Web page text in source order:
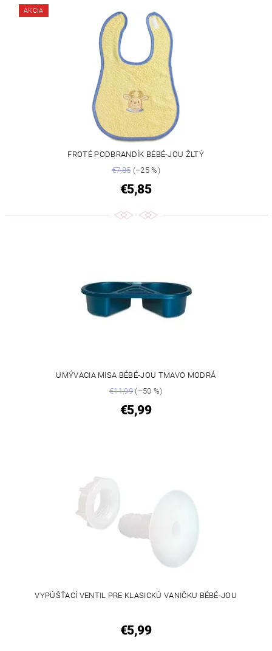
AKCIA
FROTÉ PODBRANDÍK BÉBÉ-JOU ŽLTÝ
€7,85(–25 %)
€5,85
UMÝVACIA MISA BÉBÉ-JOU TMAVO MODRÁ
€11,99(–50 %)
€5,99
VYPÚŠŤACÍ VENTIL PRE KLASICKÚ VANIČKU BÉBÉ-JOU
€5,99